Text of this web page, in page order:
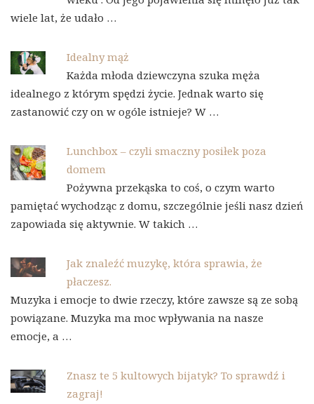
wiele lat, że udało …
Idealny mąż
Każda młoda dziewczyna szuka męża
idealnego z którym spędzi życie. Jednak warto się
zastanowić czy on w ogóle istnieje? W …
Lunchbox – czyli smaczny posiłek poza
domem
Pożywna przekąska to coś, o czym warto
pamiętać wychodząc z domu, szczególnie jeśli nasz dzień
zapowiada się aktywnie. W takich …
Jak znaleźć muzykę, która sprawia, że
płaczesz.
Muzyka i emocje to dwie rzeczy, które zawsze są ze sobą
powiązane. Muzyka ma moc wpływania na nasze
emocje, a …
Znasz te 5 kultowych bijatyk? To sprawdź i
zagraj!